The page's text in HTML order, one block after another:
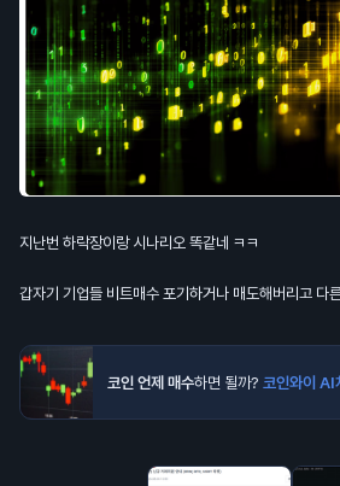
지난번 하락장이랑 시나리오 똑같네 ㅋㅋ
갑자기 기업들 비트매수 포기하거나 매도해버리고 다
코인 언제 매수하면 될까? 코인와이 AI